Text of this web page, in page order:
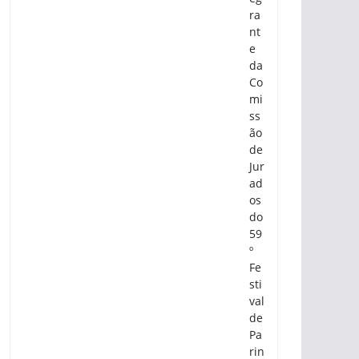
ra
nt
e
da
Co
mi
ss
ão
de
Jur
ad
os
do
59
º
Fe
sti
val
de
Pa
rin